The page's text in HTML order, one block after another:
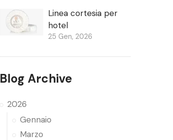
Linea cortesia per
hotel
25 Gen, 2026
Blog Archive
2026
Gennaio
Marzo